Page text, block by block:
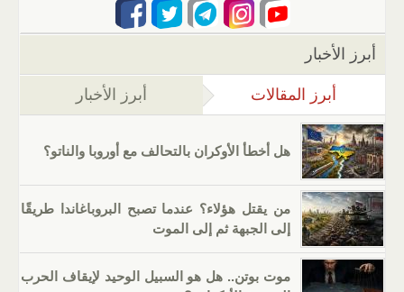
أبرز الأخبار
أبرز المقالات (علامة التبويب النشطة)
أبرز الأخبار
هل أخطأ الأوكران بالتحالف مع أوروبا والناتو؟
من يقتل هؤلاء؟ عندما تصبح البروباغاندا طريقًا
إلى الجبهة ثم إلى الموت
موت بوتن.. هل هو السبيل الوحيد لإيقاف الحرب